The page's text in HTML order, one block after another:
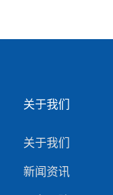
关于我们
关于我们
新闻资讯